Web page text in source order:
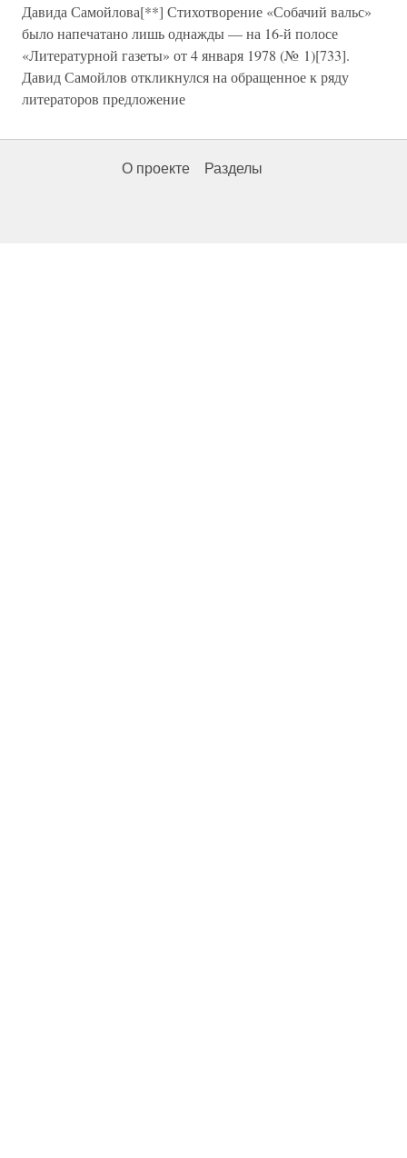
Давида Самойлова[**] Стихотворение «Собачий вальс»
было напечатано лишь однажды — на 16-й полосе
«Литературной газеты» от 4 января 1978 (№ 1)[733].
Давид Самойлов откликнулся на обращенное к ряду
литераторов предложение
О проекте Разделы